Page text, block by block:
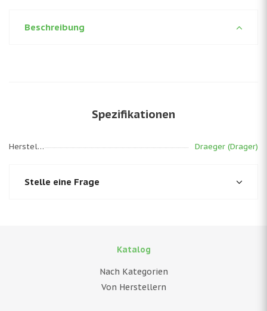
Beschreibung
Spezifikationen
Hersteller Draeger (Drager)
Stelle eine Frage
Katalog
Nach Kategorien
Von Herstellern